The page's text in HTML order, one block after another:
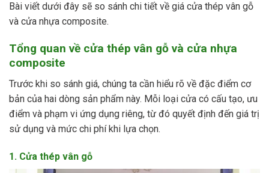
Bài viết dưới đây sẽ so sánh chi tiết về giá cửa thép vân gỗ
và cửa nhựa composite.
Tổng quan về cửa thép vân gỗ và cửa nhựa
composite
Trước khi so sánh giá, chúng ta cần hiểu rõ về đặc điểm cơ
bản của hai dòng sản phẩm này. Mỗi loại cửa có cấu tạo, ưu
điểm và phạm vi ứng dụng riêng, từ đó quyết định đến giá trị
sử dụng và mức chi phí khi lựa chọn.
1. Cửa thép vân gỗ